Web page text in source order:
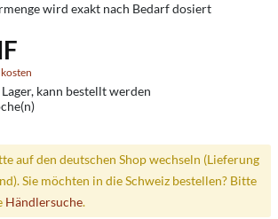
wird exakt nach Bedarf dosiert
kann bestellt werden
auf den deutschen Shop wechseln (Lieferung
Sie möchten in die Schweiz bestellen? Bitte
Händlersuche.